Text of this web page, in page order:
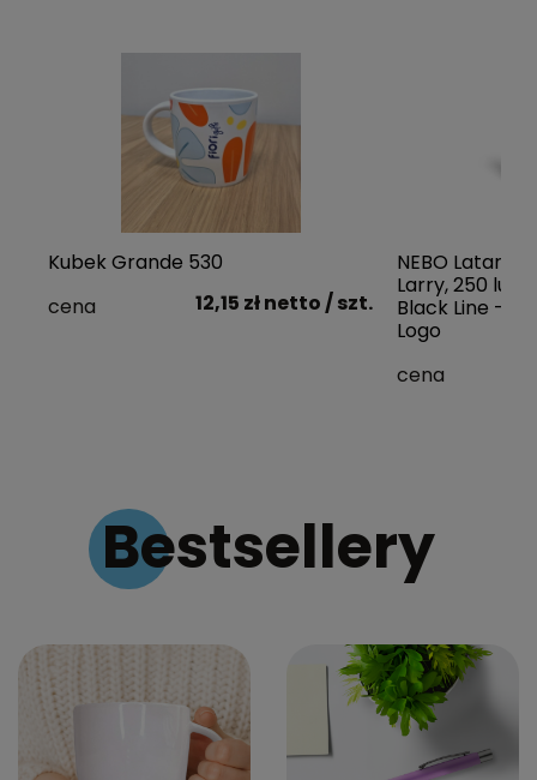
Kubek Grande 530
cena
12,15 złnetto/ szt.
NEBO Latarka
Larry, 250
Black Line -
Logo
cena
Bestsellery